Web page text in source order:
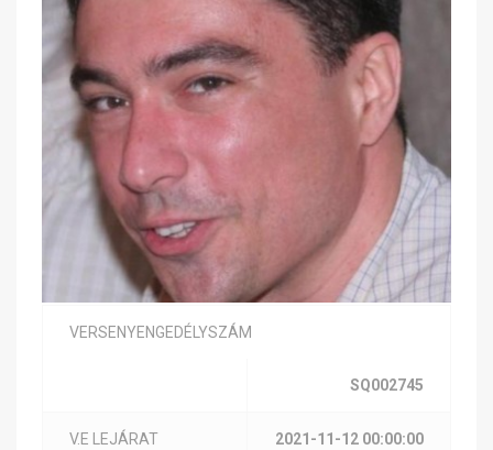
VERSENYENGEDÉLYSZÁM
SQ002745
V.E LEJÁRAT 2021-11-12 00:00:00